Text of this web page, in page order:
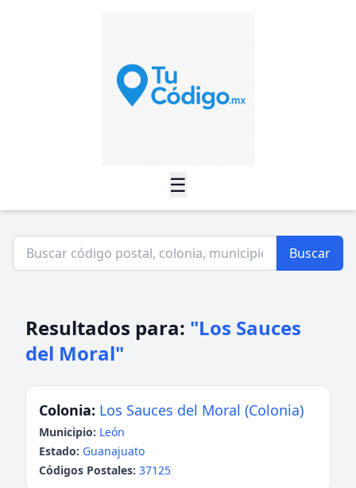
☰
Buscar
Resultados para: "Los Sauces
del Moral"
Colonia: Los Sauces del Moral (Colonia)
Municipio: León
Estado: Guanajuato
Códigos Postales: 37125